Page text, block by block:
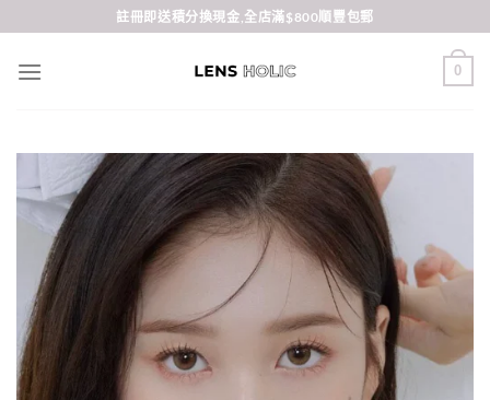
to
content
註冊即送積分換現金,全店滿$800順豐包郵
0